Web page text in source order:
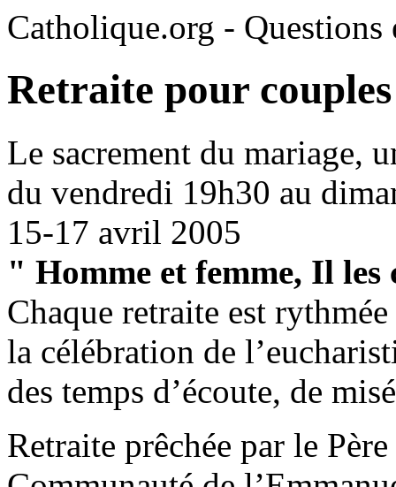
Catholique.org - Questions
Retraite pour couples
Le sacrement du mariage,
du vendredi 19h30 au
15-17 avril 2005
" Homme et femme, Il
Chaque retraite est
la célébration de
des temps d’écoute, de
Retraite prêchée par le